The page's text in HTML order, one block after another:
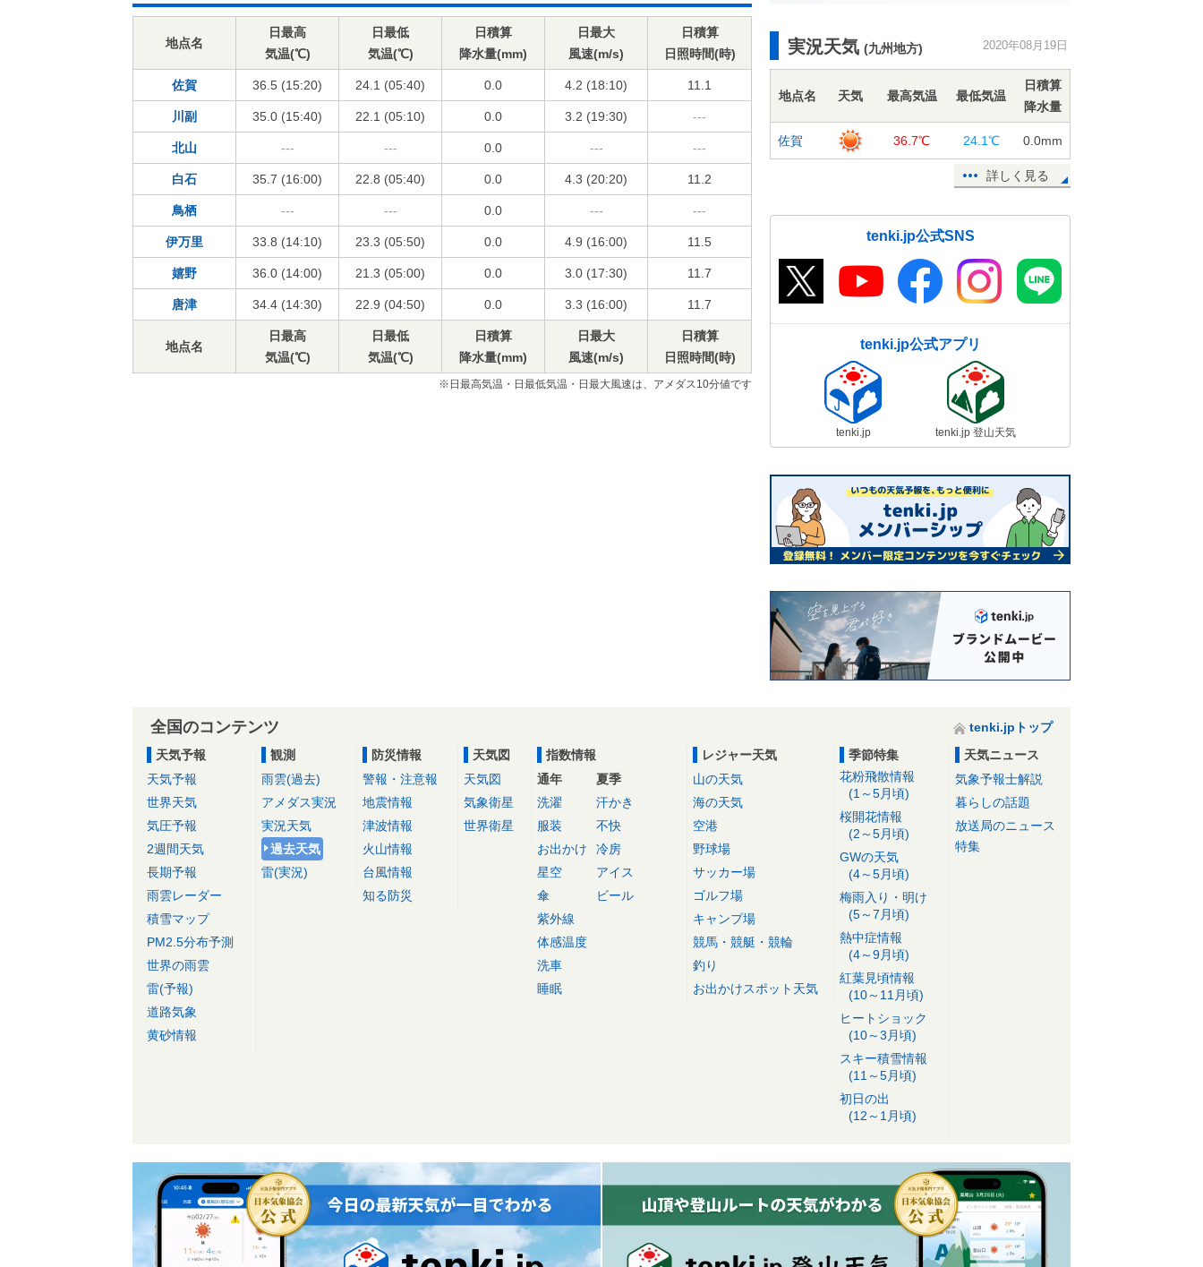
地点名
日最高
気温(℃)
日最低
気温(℃)
日積算
降水量(mm)
日最大
風速(m/s)
日積算
日照時間(時)
佐賀 36.5 (15:20) 24.1 (05:40) 0.0 4.2 (18:10) 11.1
川副 35.0 (15:40) 22.1 (05:10) 0.0 3.2 (19:30) ---
北山 --- --- 0.0 --- ---
白石 35.7 (16:00) 22.8 (05:40) 0.0 4.3 (20:20) 11.2
鳥栖 --- --- 0.0 --- ---
伊万里 33.8 (14:10) 23.3 (05:50) 0.0 4.9 (16:00) 11.5
嬉野 36.0 (14:00) 21.3 (05:00) 0.0 3.0 (17:30) 11.7
唐津 34.4 (14:30) 22.9 (04:50) 0.0 3.3 (16:00) 11.7
地点名
日最高
気温(℃)
日最低
気温(℃)
日積算
降水量(mm)
日最大
風速(m/s)
日積算
日照時間(時)
※日最高気温・日最低気温・日最大風速は、アメダス10分値です
東北 危険な暑さ拡大 20日は約3
熱中症搬送者数 前の週から約2倍に
増加
19日11:37
週間天気 晴れても不安定 厳しい
19日 今夜の傘予報 東北～九州は
にわか雨なし
19日10:08
鹿児島県で震度3の地震 津波の心配
19日09:24
19日 広く30℃以上 40℃近い危険
な暑さも 熱中症に警戒
実況天気 (九州地方) 2020年08月19日
地点名 天気 最高気温 最低気温
日積算
降水量
佐賀 36.7℃ 24.1℃ 0.0mm
詳しく見る
tenki.jp公式SNS
tenki.jp公式アプリ
tenki.jp tenki.jp 登山天気
全国のコンテンツ
tenki.jpトップ
天気予報
天気予報
世界天気
気圧予報
2週間天気
長期予報
雨雲レーダー
積雪マップ
PM2.5分布予測
世界の雨雲
雷(予報)
道路気象
黄砂情報
観測
雨雲(過去)
アメダス実況
実況天気
過去天気
雷(実況)
防災情報
警報・注意報
地震情報
津波情報
火山情報
台風情報
知る防災
天気図
天気図
気象衛星
世界衛星
指数情報
通年
洗濯
服装
お出かけ
星空
傘
紫外線
体感温度
洗車
睡眠
夏季
汗かき
不快
冷房
アイス
ビール
レジャー天気
山の天気
海の天気
空港
野球場
サッカー場
ゴルフ場
キャンプ場
競馬・競艇・競輪
釣り
お出かけスポット天気
季節特集
花粉飛散情報
(1～5月頃)
桜開花情報
(2～5月頃)
GWの天気
(4～5月頃)
梅雨入り・明け
(5～7月頃)
熱中症情報
(4～9月頃)
紅葉見頃情報
(10～11月頃)
ヒートショック
(10～3月頃)
スキー積雪情報
(11～5月頃)
初日の出
(12～1月頃)
天気ニュース
気象予報士解説
暮らしの話題
放送局のニュース
特集